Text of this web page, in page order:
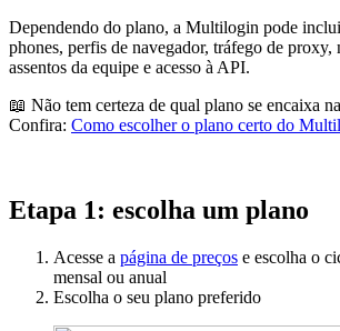
Dependendo do plano, a Multilogin pode
phones, perfis de navegador, tráfego de proxy,
assentos da equipe e acesso à API.
📖 Não tem certeza de qual plano se encaixa
Confira: Como escolher o plano certo do
Etapa 1: escolha um plano
Acesse a página de preços e escolha o
mensal ou anual
Escolha o seu plano preferido